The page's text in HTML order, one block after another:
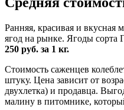
Ранняя, красивая и вкусная
ягод на рынке. Ягоды сорта
250 руб. за 1 кг.
Стоимость саженцев
штуку. Цена зависит от
двухлетка) и продавца.
малину в питомнике,